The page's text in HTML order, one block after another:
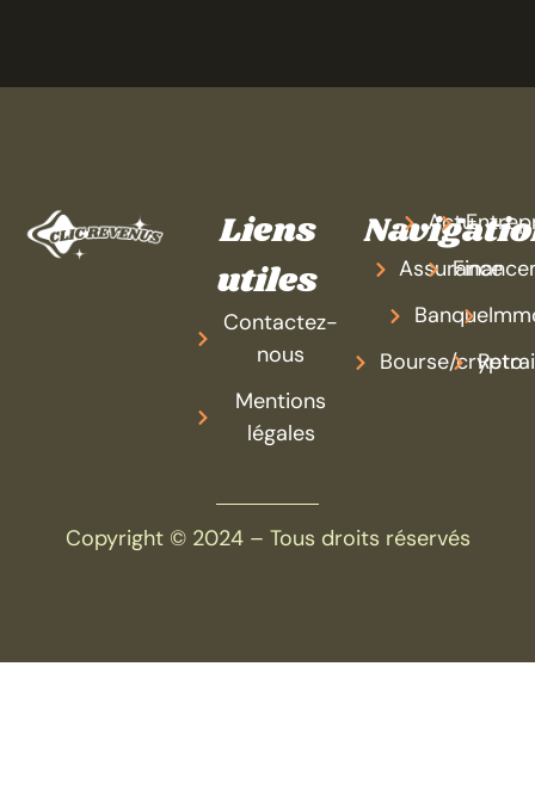
Liens
utiles
Contactez-
nous
Mentions
légales
Actu
Assurance
Banque
Bourse/crypto
Copyright © 2024 – Tous droits réservés